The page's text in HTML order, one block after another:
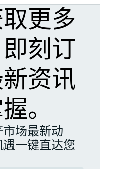
更多
刻订
资讯
。
场最新动
一键直达您